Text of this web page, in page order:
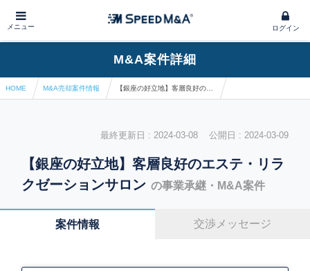
メニュー ログイン
M&A案件詳細
HOME M&A売却案件情報
最終更新日 : 2024-03-08 公開日 : 2024-03-09
【銀座の好立地】客層良好のエステ・リラ
クゼーションサロン の事業承継・M&A案件
案件情報 交渉メッセージ